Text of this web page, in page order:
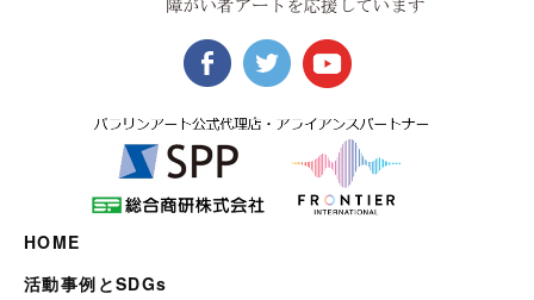
HOME
活動事例とSDGs